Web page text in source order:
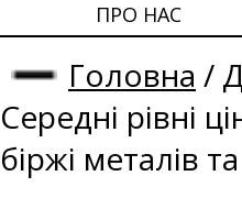
ПРО НАС
Головна /
Середні рівні
біржі металів